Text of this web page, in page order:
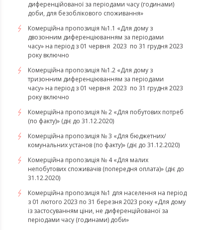
диференційованої за періодами часу (годинами)
доби, для безоблікового споживання»
Комерційна пропозиція №1.1 «Для дому з
двозонним диференціюванням за періодами
часу» на період з 01 червня 2023 по 31 грудня 2023
року включно
Комерційна пропозиція №1.2 «Для дому з
тризонним диференціюванням за періодами
часу» на період з 01 червня 2023 по 31 грудня 2023
року включно
Комерційна пропозиція № 2 «Для побутових потреб
(по факту)» (діє до 31.12.2020)
Комерційна пропозиція № 3 «Для бюджетних/
комунальних установ (по факту)» (діє до 31.12.2020)
Комерційна пропозиція № 4 «Для малих
непобутових споживачів (попередня оплата)» (діє до
31.12.2020)
Комерційна пропозиція №1 для населення на період
з 01 лютого 2023 по 31 березня 2023 року «Для дому
із застосуванням ціни, не диференційованої за
періодами часу (годинами) доби»